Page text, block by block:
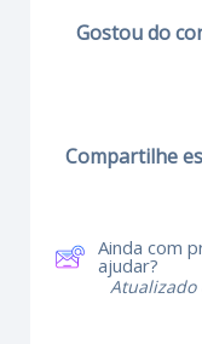
Gostou do
Compartilhe
Ainda com
ajudar?
Atualizado